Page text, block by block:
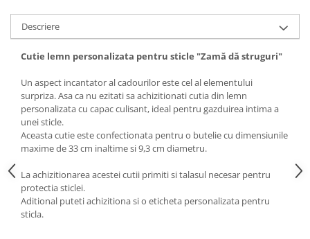
Descriere
Cutie lemn personalizata pentru sticle "Zamă dă struguri"
Un aspect incantator al cadourilor este cel al elementului
surpriza. Asa ca nu ezitati sa achizitionati cutia din lemn
personalizata cu capac culisant, ideal pentru gazduirea intima a
unei sticle.
Aceasta cutie este confectionata pentru o butelie cu dimensiunile
maxime de 33 cm inaltime si 9,3 cm diametru.
La achizitionarea acestei cutii primiti si talasul necesar pentru
protectia sticlei.
Aditional puteti achizitiona si o eticheta personalizata pentru
sticla.